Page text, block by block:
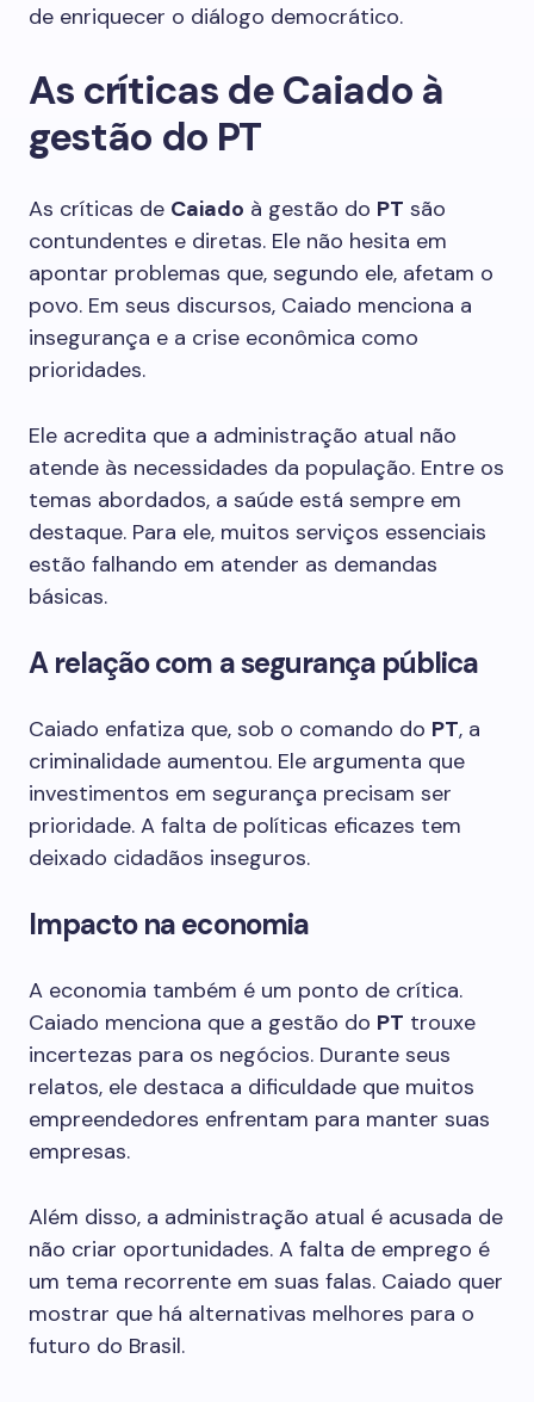
de enriquecer o diálogo democrático.
As críticas de Caiado à
gestão do PT
As críticas de Caiado à gestão do PT são
contundentes e diretas. Ele não hesita em
apontar problemas que, segundo ele, afetam o
povo. Em seus discursos, Caiado menciona a
insegurança e a crise econômica como
prioridades.
Ele acredita que a administração atual não
atende às necessidades da população. Entre os
temas abordados, a saúde está sempre em
destaque. Para ele, muitos serviços essenciais
estão falhando em atender as demandas
básicas.
A relação com a segurança pública
Caiado enfatiza que, sob o comando do PT, a
criminalidade aumentou. Ele argumenta que
investimentos em segurança precisam ser
prioridade. A falta de políticas eficazes tem
deixado cidadãos inseguros.
Impacto na economia
A economia também é um ponto de crítica.
Caiado menciona que a gestão do PT trouxe
incertezas para os negócios. Durante seus
relatos, ele destaca a dificuldade que muitos
empreendedores enfrentam para manter suas
empresas.
Além disso, a administração atual é acusada de
não criar oportunidades. A falta de emprego é
um tema recorrente em suas falas. Caiado quer
mostrar que há alternativas melhores para o
futuro do Brasil.